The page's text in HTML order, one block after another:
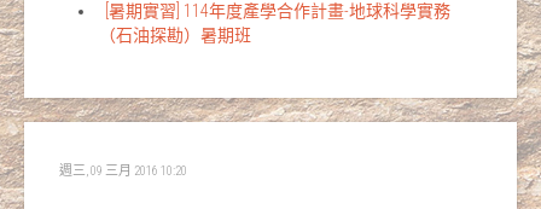
[暑期實習] 114年度產學合作計畫-地球科學實務
（石油探勘）暑期班
週三, 09 三月 2016 10:20